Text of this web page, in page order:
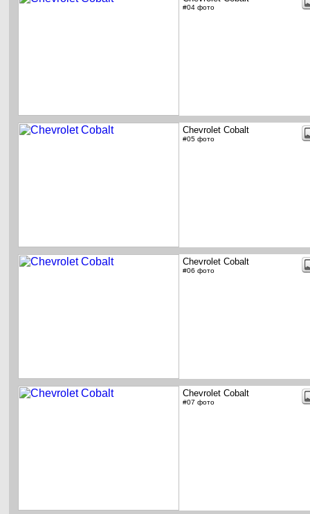
#04 фото
Chevrolet Cobalt
#05 фото
Chevrolet Cobalt
#06 фото
Chevrolet Cobalt
#07 фото